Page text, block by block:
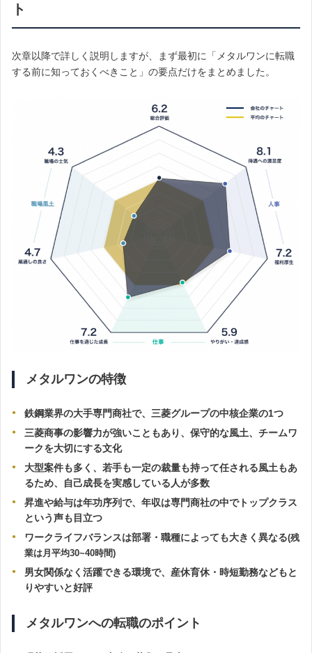
ト
次章以降で詳しく説明しますが、まず最初に「メタルワンに転職
する前に知っておくべきこと」の要点だけをまとめました。
メタルワンの特徴
鉄鋼業界の大手専門商社で、三菱グループの中核企業の1つ
三菱商事の影響力が強いこともあり、保守的な風土、チームワ
ークを大切にする文化
大型案件も多く、若手も一定の裁量も持って任される風土もあ
るため、自己成長を実感している人が多数
昇進や給与は年功序列で、年収は専門商社の中でトップクラス
という声も目立つ
ワークライフバランスは部署・職種によっても大きく異なる(残
業は月平均30~40時間)
男女関係なく活躍できる環境で、産休育休・時短勤務などもと
りやすいと好評
メタルワンへの転職のポイント